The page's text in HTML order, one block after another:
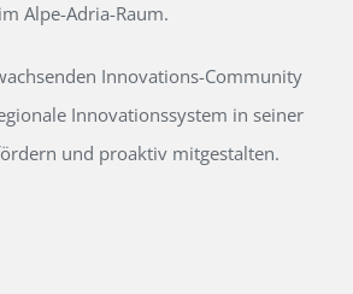
im Alpe-Adria-Raum.
Innovations-Community
Innovationssystem in seiner
und proaktiv mitgestalten.